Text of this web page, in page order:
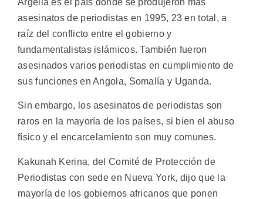
asesinatos de periodistas en 1995, 23 en total, a
raíz del conflicto entre el gobierno y
fundamentalistas islámicos. También fueron
asesinados varios periodistas en cumplimiento de
sus funciones en Angola, Somalía y Uganda.
Sin embargo, los asesinatos de periodistas son
raros en la mayoría de los países, si bien el abuso
físico y el encarcelamiento son muy comunes.
Kakunah Kerina, del Comité de Protección de
Periodistas con sede en Nueva York, dijo que la
mayoría de los gobiernos africanos que ponen